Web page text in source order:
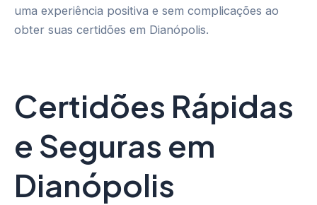
uma experiência positiva e sem complicações ao
obter suas certidões em Dianópolis.
Certidões Rápidas
e Seguras em
Dianópolis